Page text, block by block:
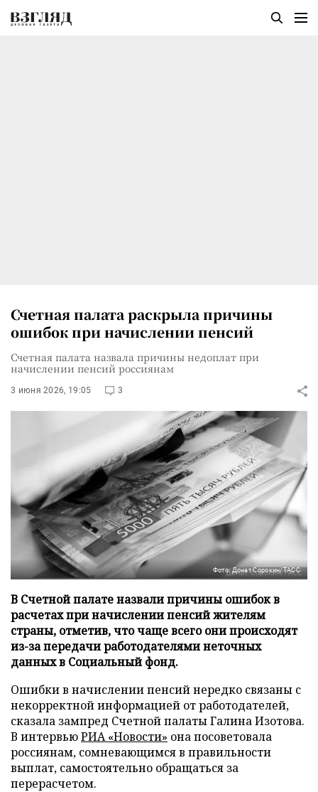
Счетная палата раскрыла причины
ошибок при начислении пенсий
Счетная палата назвала причины недоплат при
начислении пенсий россиянам
3 июня 2026, 19:05 3
Фото: Донат Сорокин/ТАСС
В Счетной палате назвали причины ошибок в
расчетах при начислении пенсий жителям
страны, отметив, что чаще всего они происходят
из-за передачи работодателями неточных
данных в Социальный фонд.
Ошибки в начислении пенсий нередко связаны с
некорректной информацией от работодателей,
сказала зампред Счетной палаты Галина Изотова.
В интервьюРИА «Новости» она посоветовала
россиянам, сомневающимся в правильности
выплат, самостоятельно обращаться за
перерасчетом.